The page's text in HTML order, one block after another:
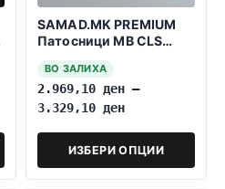
SAMAD.MK PREMIUM
Патосници MB CLS
ВО ЗАЛИХА
2.969,10 ден –
3.329,10 ден
ИЗБЕРИ ОПЦИИ